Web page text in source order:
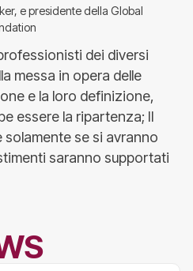
e presidente della Global
dei diversi
messa in opera delle
e la loro definizione,
essere la ripartenza; Il
se si avranno
saranno supportati